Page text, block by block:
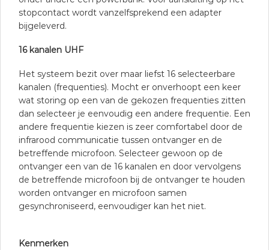
stopcontact wordt vanzelfsprekend een adapter
bijgeleverd.
16 kanalen UHF
Het systeem bezit over maar liefst 16 selecteerbare
kanalen (frequenties). Mocht er onverhoopt een keer
wat storing op een van de gekozen frequenties zitten
dan selecteer je eenvoudig een andere frequentie. Een
andere frequentie kiezen is zeer comfortabel door de
infrarood communicatie tussen ontvanger en de
betreffende microfoon. Selecteer gewoon op de
ontvanger een van de 16 kanalen en door vervolgens
de betreffende microfoon bij de ontvanger te houden
worden ontvanger en microfoon samen
gesynchroniseerd, eenvoudiger kan het niet.
Kenmerken